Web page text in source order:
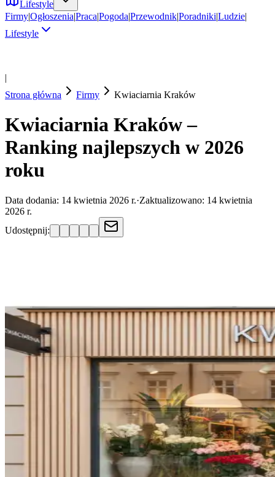
Lifestyle
Firmy|Ogłoszenia|Praca|Pogoda|Przewodnik|Poradniki|Ludzie|
Lifestyle
|
Strona główna
Firmy Kwiaciarnia Kraków
Kwiaciarnia Kraków –
Ranking najlepszych w 2026
roku
Data dodania: 14 kwietnia 2026 r.·Zaktualizowano: 14 kwietnia
2026 r.
Udostępnij: